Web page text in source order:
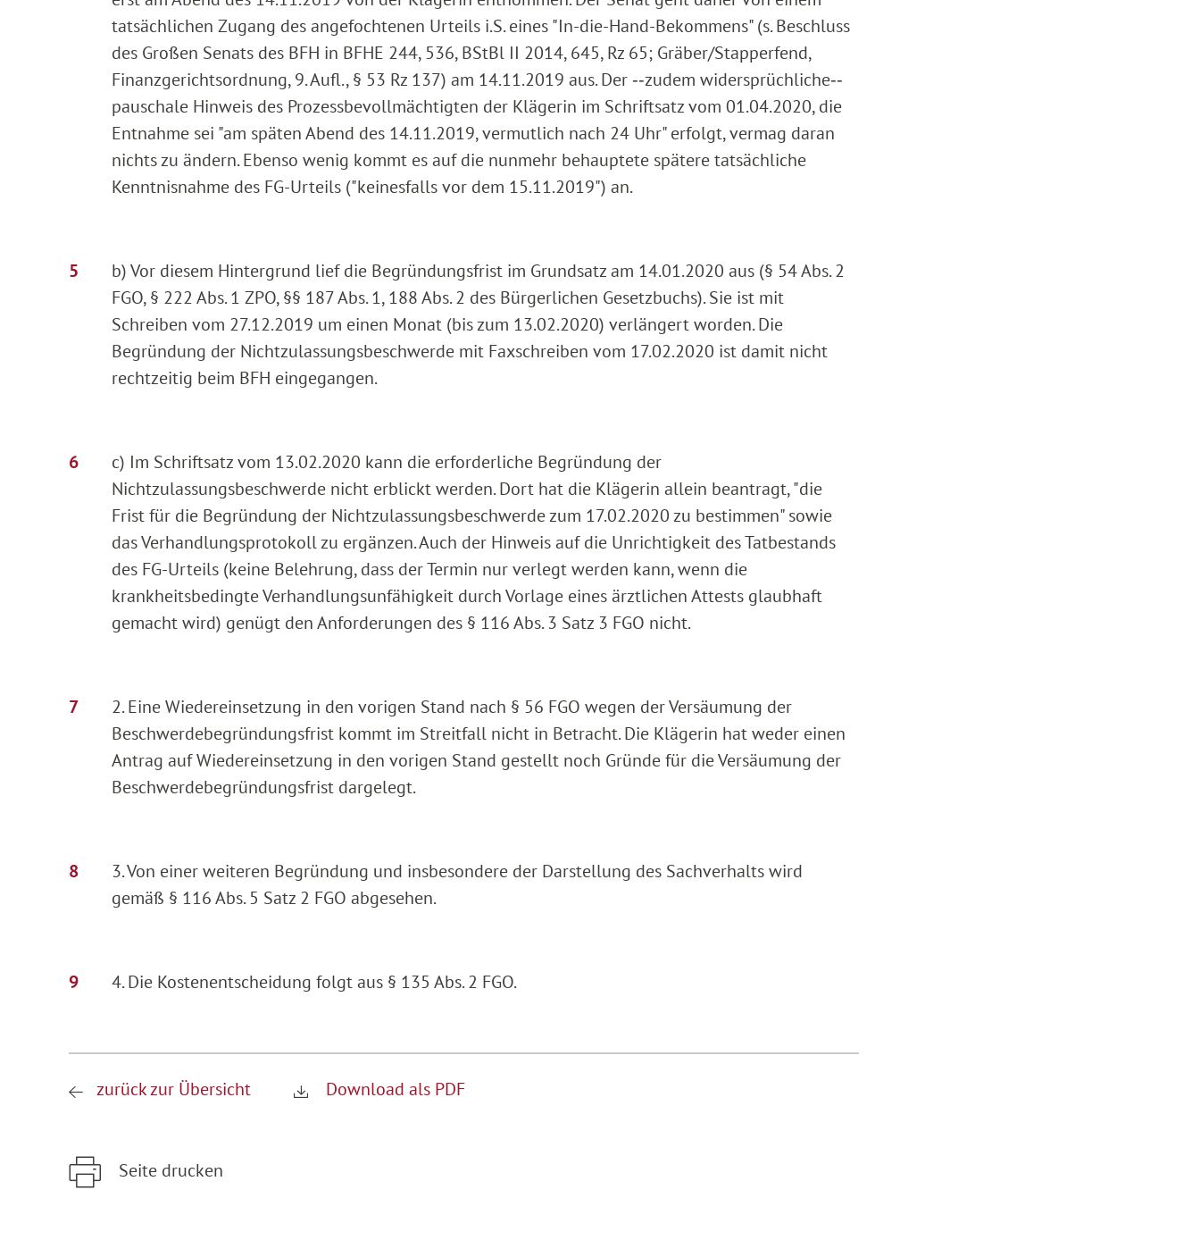
tatsächlichen Zugang des angefochtenen Urteils i.S. eines "In-die-Hand-Bekommens" (s. Beschluss
des Großen Senats des BFH in BFHE 244, 536, BStBl II 2014, 645, Rz 65; Gräber/Stapperfend,
Finanzgerichtsordnung, 9. Aufl., § 53 Rz 137) am 14.11.2019 aus. Der ‑‑zudem widersprüchliche‑‑
pauschale Hinweis des Prozessbevollmächtigten der Klägerin im Schriftsatz vom 01.04.2020, die
Entnahme sei "am späten Abend des 14.11.2019, vermutlich nach 24 Uhr" erfolgt, vermag daran
nichts zu ändern. Ebenso wenig kommt es auf die nunmehr behauptete spätere tatsächliche
Kenntnisnahme des FG-Urteils ("keinesfalls vor dem 15.11.2019") an.
b) Vor diesem Hintergrund lief die Begründungsfrist im Grundsatz am 14.01.2020 aus (§ 54 Abs. 2
FGO, § 222 Abs. 1 ZPO, §§ 187 Abs. 1, 188 Abs. 2 des Bürgerlichen Gesetzbuchs). Sie ist mit
Schreiben vom 27.12.2019 um einen Monat (bis zum 13.02.2020) verlängert worden. Die
Begründung der Nichtzulassungsbeschwerde mit Faxschreiben vom 17.02.2020 ist damit nicht
rechtzeitig beim BFH eingegangen.
c) Im Schriftsatz vom 13.02.2020 kann die erforderliche Begründung der
Nichtzulassungsbeschwerde nicht erblickt werden. Dort hat die Klägerin allein beantragt, "die
Frist für die Begründung der Nichtzulassungsbeschwerde zum 17.02.2020 zu bestimmen" sowie
das Verhandlungsprotokoll zu ergänzen. Auch der Hinweis auf die Unrichtigkeit des Tatbestands
des FG-Urteils (keine Belehrung, dass der Termin nur verlegt werden kann, wenn die
krankheitsbedingte Verhandlungsunfähigkeit durch Vorlage eines ärztlichen Attests glaubhaft
gemacht wird) genügt den Anforderungen des § 116 Abs. 3 Satz 3 FGO nicht.
2. Eine Wiedereinsetzung in den vorigen Stand nach § 56 FGO wegen der Versäumung der
Beschwerdebegründungsfrist kommt im Streitfall nicht in Betracht. Die Klägerin hat weder einen
Antrag auf Wiedereinsetzung in den vorigen Stand gestellt noch Gründe für die Versäumung der
Beschwerdebegründungsfrist dargelegt.
3. Von einer weiteren Begründung und insbesondere der Darstellung des Sachverhalts wird
gemäß § 116 Abs. 5 Satz 2 FGO abgesehen.
4. Die Kostenentscheidung folgt aus § 135 Abs. 2 FGO.
zurück zur Übersicht Download als PDF
Seite drucken